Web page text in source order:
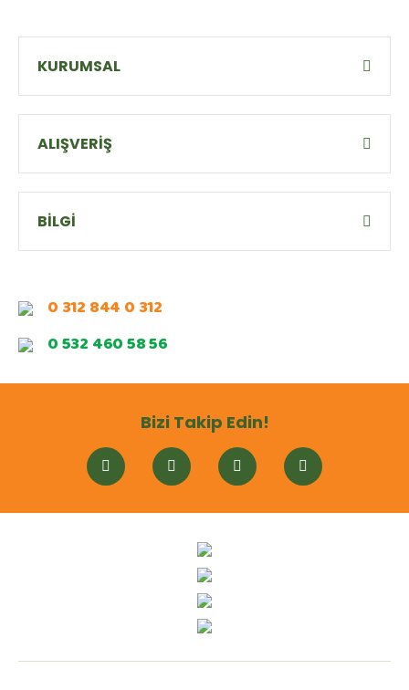
KURUMSAL
ALIŞVERİŞ
BİLGİ
0 312 844 0 312
0 532 460 58 56
Bizi Takip Edin!